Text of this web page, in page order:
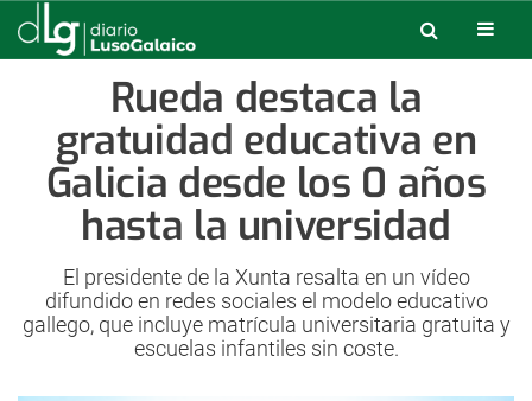
Rueda destaca la
gratuidad educativa en
Galicia desde los 0 años
hasta la universidad
El presidente de la Xunta resalta en un vídeo
difundido en redes sociales el modelo educativo
gallego, que incluye matrícula universitaria gratuita y
escuelas infantiles sin coste.